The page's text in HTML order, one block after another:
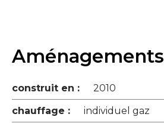
Aménagements
construit en :
2010
chauffage :
individuel gaz